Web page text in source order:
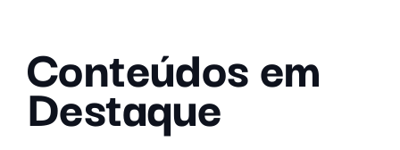
Conteúdos em
Destaque